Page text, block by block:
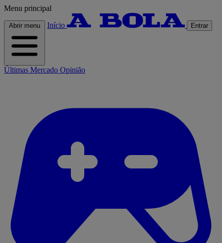
Menu principal
Abrir menu Início Entrar
Últimas Mercado Opinião